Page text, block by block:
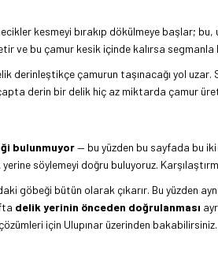
kesmeyi bırakıp dökülmeye başlar;
ve bu çamur kesik içinde kalırsa
derinleştikçe çamurun taşınacağı yol
derin bir delik hiç az miktarda çamur
bulunmuyor— bu yüzden bu sayfada bu iki
söylemeyi doğru buluyoruz.
göbeği bütün olarak çıkarır. Bu yüzden
delik yerinin önceden doğrulanması
için Ulupınar üzerinden bakabilirsiniz.